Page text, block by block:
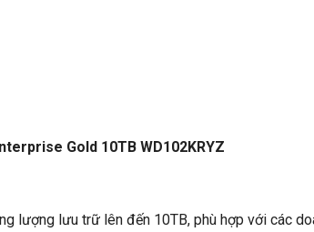
Gold 10TB WD102KRYZ
lượng lưu trữ lên đến 10TB, phù hợp với các